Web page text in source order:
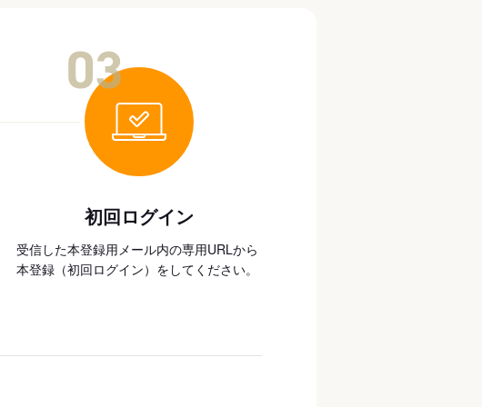
初回ログイン
受信した本登録用メール内の専用URLから
本登録（初回ログイン）をしてください。